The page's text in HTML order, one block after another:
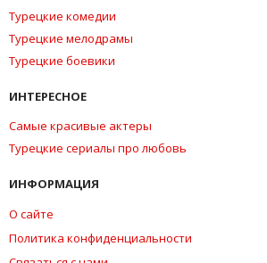
Турецкие комедии
Турецкие мелодрамы
Турецкие боевики
ИНТЕРЕСНОЕ
Самые красивые актеры
Турецкие сериалы про любовь
ИНФОРМАЦИЯ
О сайте
Политика конфиденциальности